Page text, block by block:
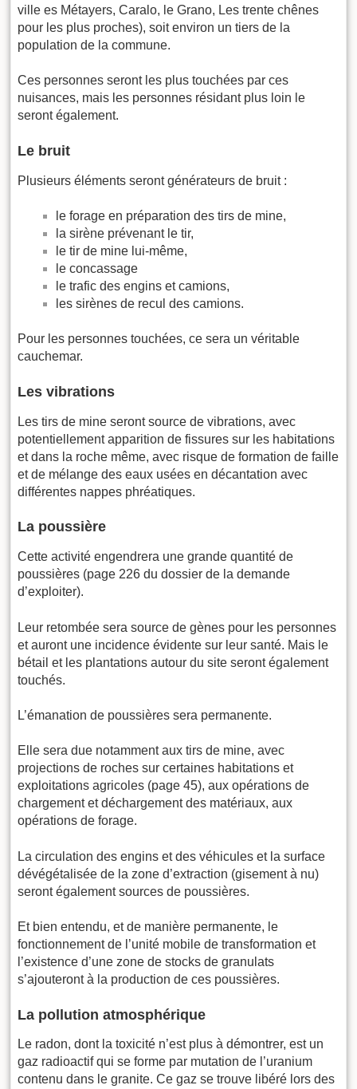
ville es Métayers, Caralo, le Grano, Les trente chênes
pour les plus proches), soit environ un tiers de la
population de la commune.
Ces personnes seront les plus touchées par ces
nuisances, mais les personnes résidant plus loin le
seront également.
Le bruit
Plusieurs éléments seront générateurs de bruit :
le forage en préparation des tirs de mine,
la sirène prévenant le tir,
le tir de mine lui-même,
le concassage
le trafic des engins et camions,
les sirènes de recul des camions.
Pour les personnes touchées, ce sera un véritable
cauchemar.
Les vibrations
Les tirs de mine seront source de vibrations, avec
potentiellement apparition de fissures sur les habitations
et dans la roche même, avec risque de formation de faille
et de mélange des eaux usées en décantation avec
différentes nappes phréatiques.
La poussière
Cette activité engendrera une grande quantité de
poussières (page 226 du dossier de la demande
d’exploiter).
Leur retombée sera source de gènes pour les personnes
et auront une incidence évidente sur leur santé. Mais le
bétail et les plantations autour du site seront également
touchés.
L’émanation de poussières sera permanente.
Elle sera due notamment aux tirs de mine, avec
projections de roches sur certaines habitations et
exploitations agricoles (page 45), aux opérations de
chargement et déchargement des matériaux, aux
opérations de forage.
La circulation des engins et des véhicules et la surface
dévégétalisée de la zone d’extraction (gisement à nu)
seront également sources de poussières.
Et bien entendu, et de manière permanente, le
fonctionnement de l’unité mobile de transformation et
l’existence d’une zone de stocks de granulats
s’ajouteront à la production de ces poussières.
La pollution atmosphérique
Le radon, dont la toxicité n’est plus à démontrer, est un
gaz radioactif qui se forme par mutation de l’uranium
contenu dans le granite. Ce gaz se trouve libéré lors des